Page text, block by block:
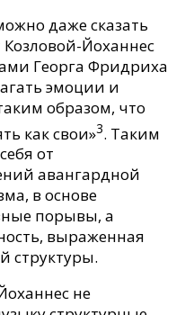
даже сказать
Йоханнес
Георга Фридриха
эмоции и
образом, что
как свои»3. Таким
от
авангардной
в основе
порывы, а
выраженная
структуры.
не